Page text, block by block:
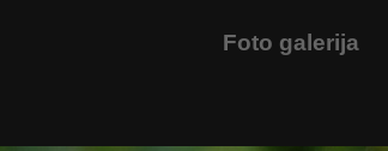
Foto galerija